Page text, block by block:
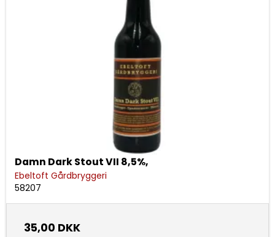
Damn Dark Stout VII 8,5%,
Ebeltoft Gårdbryggeri
58207
35,00 DKK